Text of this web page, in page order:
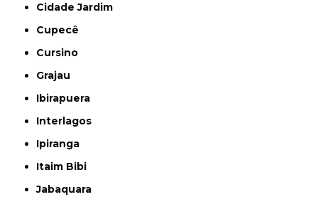
Cidade Jardim
Cupecê
Cursino
Grajau
Ibirapuera
Interlagos
Ipiranga
Itaim Bibi
Jabaquara